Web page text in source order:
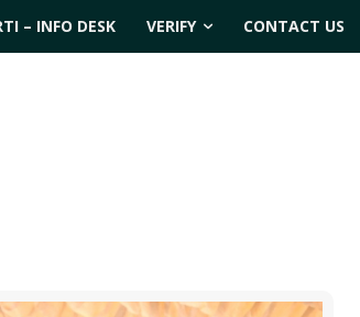
– INFO DESK VERIFY CONTACT US